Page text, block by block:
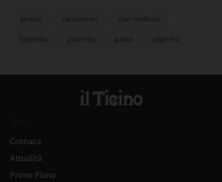
arresti carabinieri clan mafioso
farinella palermo pavia voghera
News
Cronaca
Attualità
Primo Piano